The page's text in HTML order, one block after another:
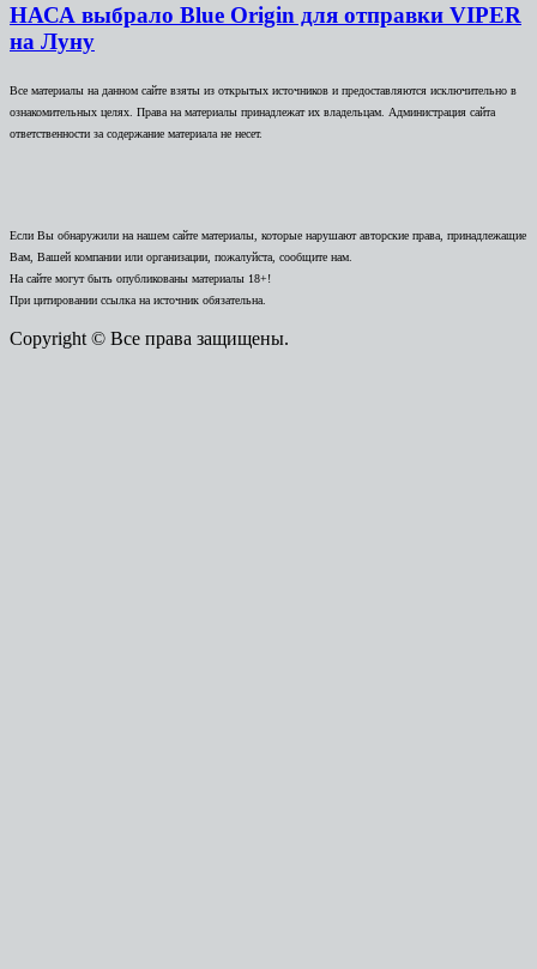
НАСА выбрало Blue Origin для отправки VIPER
на Луну
Все материалы на данном сайте взяты из открытых источников и предоставляются исключительно в
ознакомительных целях. Права на материалы принадлежат их владельцам. Администрация сайта
ответственности за содержание материала не несет.
Если Вы обнаружили на нашем сайте материалы, которые нарушают авторские права, принадлежащие
Вам, Вашей компании или организации, пожалуйста, сообщите нам.
На сайте могут быть опубликованы материалы 18+!
При цитировании ссылка на источник обязательна.
Copyright © Все права защищены.